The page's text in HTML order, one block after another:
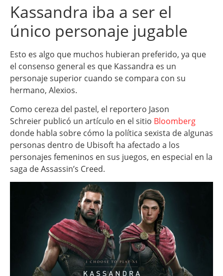
Kassandra iba a ser el
único personaje jugable
Esto es algo que muchos hubieran preferido, ya que
el consenso general es que Kassandra es un
personaje superior cuando se compara con su
hermano, Alexios.
Como cereza del pastel, el reportero Jason
Schreier publicó un artículo en el sitio Bloomberg
donde habla sobre cómo la política sexista de algunas
personas dentro de Ubisoft ha afectado a los
personajes femeninos en sus juegos, en especial en la
saga de Assassin’s Creed.